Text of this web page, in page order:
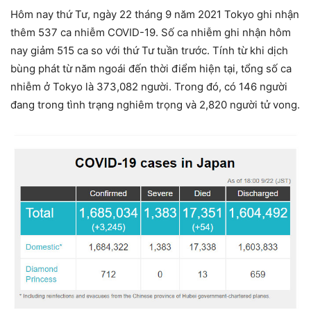
Hôm nay thứ Tư, ngày 22 tháng 9 năm 2021 Tokyo ghi nhận
thêm 537 ca nhiễm COVID-19. Số ca nhiễm ghi nhận hôm
nay giảm 515 ca so với thứ Tư tuần trước. Tính từ khi dịch
bùng phát từ năm ngoái đến thời điểm hiện tại, tổng số ca
nhiễm ở Tokyo là 373,082 người. Trong đó, có 146 người
đang trong tình trạng nghiêm trọng và 2,820 người tử vong.